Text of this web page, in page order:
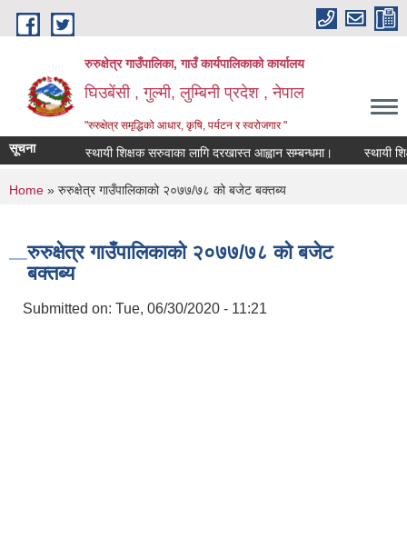
Skip to main content
रुरुक्षेत्र गाउँपालिका, गाउँ कार्यपालिकाको कार्यालय
घिउबेंसी , गुल्मी, लुम्बिनी प्रदेश , नेपाल
"रुरुक्षेत्र समृद्धिको आधार, कृषि, पर्यटन र स्वरोजगार "
सूचना स्थायी शिक्षक सरुवाका लागि दरखास्त आह्वान सम्बन्धमा। स्थायी
You are here
Home » रुरुक्षेत्र गाउँपालिकाको २०७७/७८ को बजेट बक्तब्य
रुरुक्षेत्र गाउँपालिकाको २०७७/७८ को बजेट
बक्तब्य
Submitted on: Tue, 06/30/2020 - 11:21